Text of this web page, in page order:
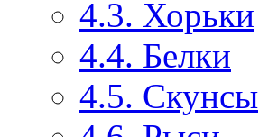
4.3. Хорьки
4.4. Белки
4.5. Скунсы